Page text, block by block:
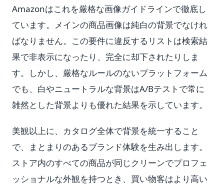
Amazonはこれを厳格な画像ガイドラインで徹底し
ています。メインの商品画像は純白の背景でなけれ
ばなりません。この要件に違反するリストは検索結
果で非表示になったり、完全に却下されたりしま
す。しかし、厳格なルールのないプラットフォーム
でも、白やニュートラルな背景はA/Bテストで常に
雑然とした背景よりも優れた結果を示しています。
美観以上に、カタログ全体で背景を統一すること
で、まとまりのあるブランド体験を生み出します。
ストア内のすべての商品が同じクリーンでプロフェ
ッショナルな外観を持つとき、買い物客はより高い